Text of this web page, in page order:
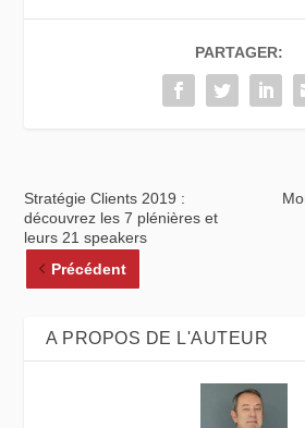
PARTAGER:
Stratégie Clients 2019 :
découvrez les 7 plénières et
leurs 21 speakers
Précédent
A PROPOS DE L'AUTEUR